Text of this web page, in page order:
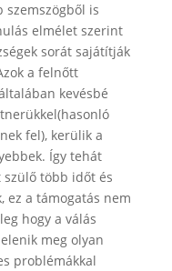
szemszögből is
elmélet szerint
sorát sajátítják
a felnőtt
kevésbé
fel), kerülik a
Így tehát
szülő több időt és
ez a támogatás nem
hogy a válás
meg olyan
problémákkal